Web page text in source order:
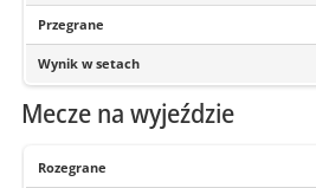
Przegrane
Wynik w setach
Mecze na wyjeździe
Rozegrane